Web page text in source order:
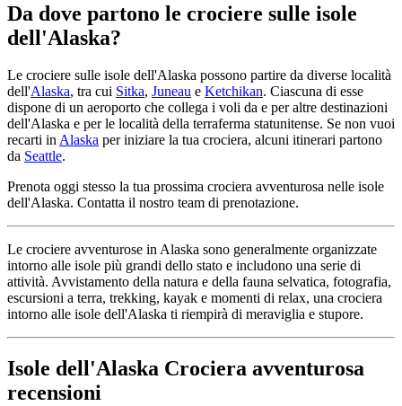
Da dove partono le crociere sulle isole
dell'Alaska?
Le crociere sulle isole dell'Alaska possono partire da diverse località
dell'Alaska, tra cui Sitka, Juneau e Ketchikan. Ciascuna di esse
dispone di un aeroporto che collega i voli da e per altre destinazioni
dell'Alaska e per le località della terraferma statunitense. Se non vuoi
recarti inAlaska per iniziare la tua crociera, alcuni itinerari partono
da Seattle.
Prenota oggi stesso la tua prossima crociera avventurosa nelle isole
dell'Alaska. Contatta il nostro team di prenotazione.
Le crociere avventurose in Alaska sono generalmente organizzate
intorno alle isole più grandi dello stato e includono una serie di
attività. Avvistamento della natura e della fauna selvatica, fotografia,
escursioni a terra, trekking, kayak e momenti di relax, una crociera
intorno alle isole dell'Alaska ti riempirà di meraviglia e stupore.
Isole dell'Alaska Crociera avventurosa
recensioni